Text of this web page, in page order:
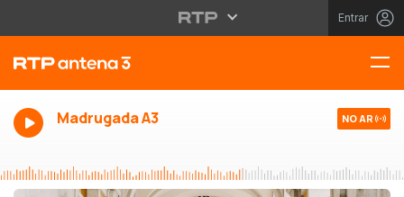
Entrar
Madrugada A3 NO AR